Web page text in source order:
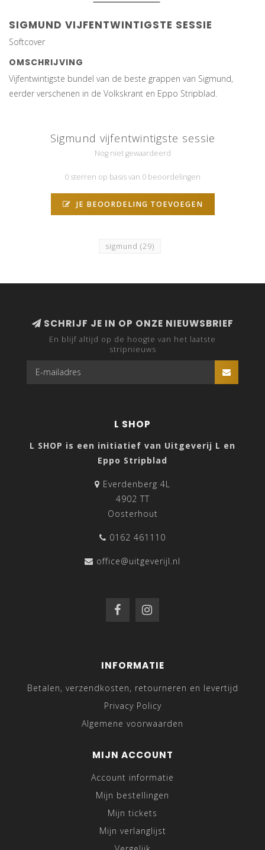
SIGMUND VIJFENTWINTIGSTE SESSIE
Softcover
OMSCHRIJVING
Vijfentwintigste bundel van de beste grappen van Sigmund,
eerder verschenen in de Volkskrant en Eppo Stripblad.
Sigmund vijfentwintigste sessie
Nog niet gewaardeerd
0 sterren op basis van 0 beoordelingen
JE BEOORDELING TOEVOEGEN
sigmund (29)
SCHRIJF JE IN OP ONZE NIEUWSBRIEF
En blijf altijd op de hoogte van het laatste
stripnieuws
L SHOP
L SHOP is een initiatief van Uitgeverij L en
Eppo Stripblad
Everdenberg 4L
4902 TT
Oosterhout
0162 461110
office@uitgeverijl.nl
INFORMATIE
Betalen, verzendkosten, retourneren en levertijd
Privacy Policy
Algemene voorwaarden
MIJN ACCOUNT
Account informatie
Mijn bestellingen
Mijn tickets
Mijn verlanglijst